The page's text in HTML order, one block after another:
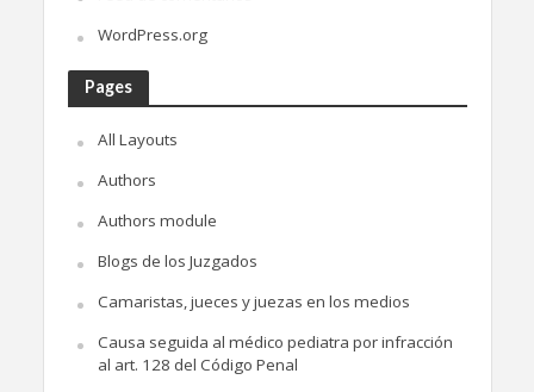
WordPress.org
Pages
All Layouts
Authors
Authors module
Blogs de los Juzgados
Camaristas, jueces y juezas en los medios
Causa seguida al médico pediatra por infracción
al art. 128 del Código Penal